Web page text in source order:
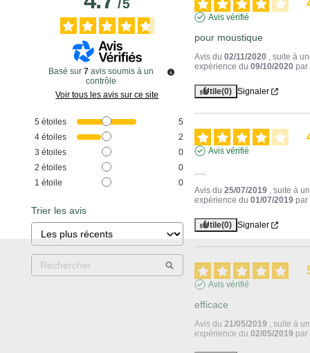
/5
Basé sur 7 avis soumis à un
contrôle
Voir tous les avis sur ce site
5 étoiles
5
4 étoiles
2
3 étoiles
0
2 étoiles
0
1 étoile 0
Trier les avis
Avis vérifié
pour moustique
Avis du02/11/2020 , suite à
expérience du09/10/2020 par
Utile(0) Signaler
Avis vérifié
....
Avis du25/07/2019 , suite à
expérience du01/07/2019 par
Utile(0) Signaler
Avis vérifié
efficace
Avis du21/05/2019 , suite à
expérience du02/05/2019 par